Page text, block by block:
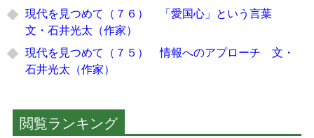
現代を見つめて（７６） 「愛国心」という言葉
文・石井光太（作家）
現代を見つめて（７５） 情報へのアプローチ 文・
石井光太（作家）
閲覧ランキング